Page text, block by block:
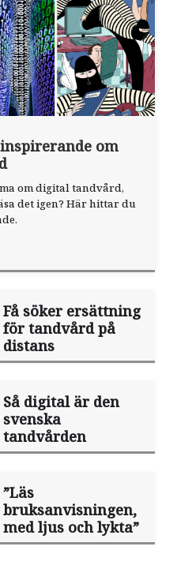
om
om digital tandvård,
det igen? Här hittar du
Få söker ersättning
för tandvård på
distans
Så digital är den
svenska
tandvården
”Läs
bruksanvisningen,
med ljus och lykta”